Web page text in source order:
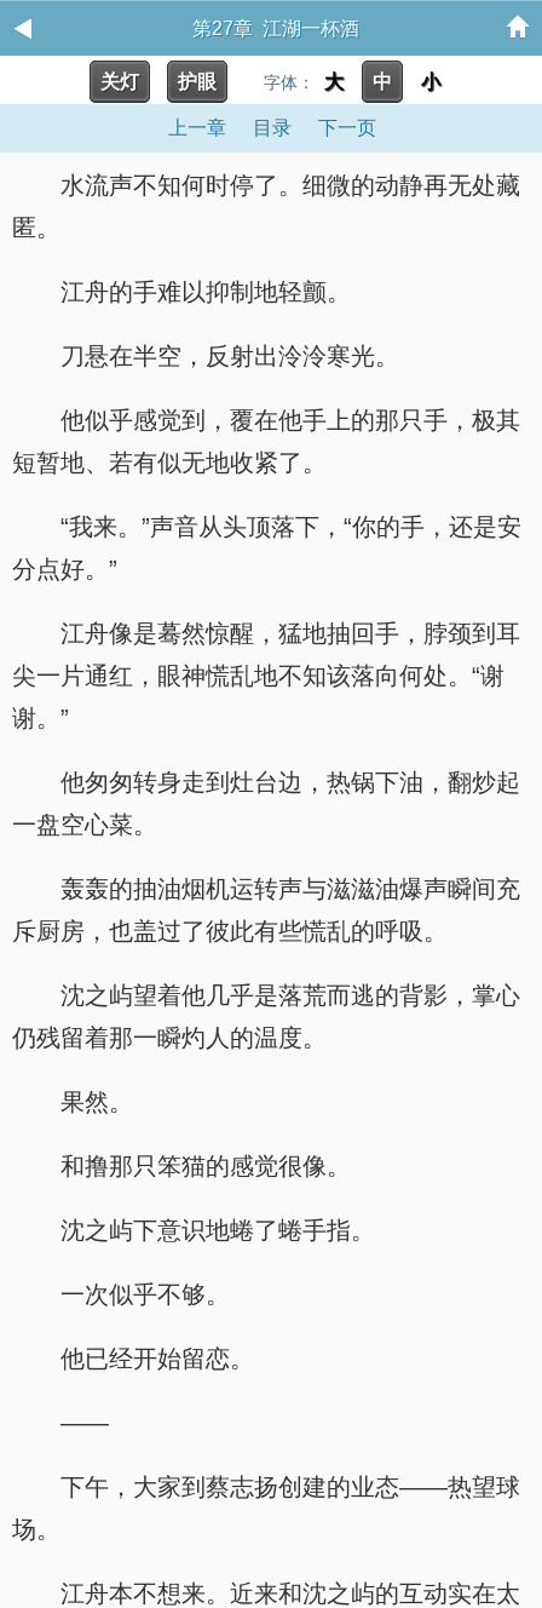
第27章 江湖一杯酒
关灯 护眼 字体： 大 中 小
上一章 目录 下一页
水流声不知何时停了。细微的动静再无处藏
匿。
江舟的手难以抑制地轻颤。
刀悬在半空，反射出泠泠寒光。
他似乎感觉到，覆在他手上的那只手，极其
短暂地、若有似无地收紧了。
“我来。”声音从头顶落下，“你的手，还是安
分点好。”
江舟像是蓦然惊醒，猛地抽回手，脖颈到耳
尖一片通红，眼神慌乱地不知该落向何处。“谢
谢。”
他匆匆转身走到灶台边，热锅下油，翻炒起
一盘空心菜。
轰轰的抽油烟机运转声与滋滋油爆声瞬间充
斥厨房，也盖过了彼此有些慌乱的呼吸。
沈之屿望着他几乎是落荒而逃的背影，掌心
仍残留着那一瞬灼人的温度。
果然。
和撸那只笨猫的感觉很像。
沈之屿下意识地蜷了蜷手指。
一次似乎不够。
他已经开始留恋。
——
下午，大家到蔡志扬创建的业态——热望球
场。
江舟本不想来。近来和沈之屿的互动实在太